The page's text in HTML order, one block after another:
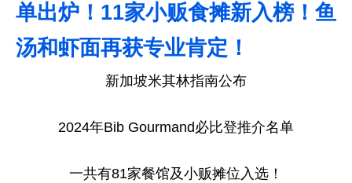
单出炉！11家小贩食摊新入榜！鱼
汤和虾面再获专业肯定！
新加坡米其林指南公布
2024年Bib Gourmand必比登推介名单
一共有81家餐馆及小贩摊位入选！